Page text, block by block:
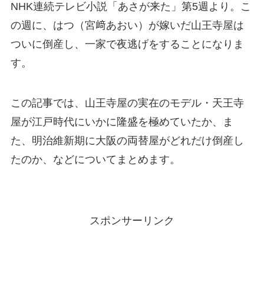
NHK連続テレビ小説「あさが来た」第5週より。こ
の週に、はつ（宮﨑あおい）が嫁いだ山王寺屋は
ついに倒産し、一家で夜逃げをすることになりま
す。
この記事では、山王寺屋の実在のモデル・天王寺
屋が江戸時代にいかに隆盛を極めていたか、ま
た、明治維新期に大阪の両替屋がどれだけ倒産し
たのか、などについてまとめます。
スポンサーリンク